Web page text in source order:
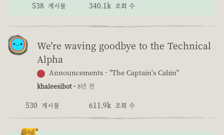
538 게시물 340.1k 조회 수
We're waving goodbye to the Technical
Alpha
Announcements - "The Captain's Cabin"
khaleesibot - 8년 전
530 게시물 611.9k 조회 수